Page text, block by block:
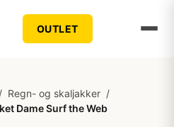
OUTLET
/ Regn- og skaljakker /
Dame Surf the Web